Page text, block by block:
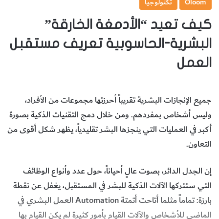
كيف تعيد “الأدمغة الخارقة”
البشرية-الحاسوبية تعريف مستقبل
العمل
جميع الإنجازات البشرية تقريباً أحرزتها مجموعات من الأفراد،
وليس أشخاص بمفردهم. ومن خلال دمج التقنيات الذكية بصورة
أكبر في العمليات التي ينجزها البشر تقليدياً، يظهر شكل أقوى من
التعاون.
إن الجدل الدائر، بصوت عالٍ أحياناً، حول عدد وأنواع الوظائف
التي ستتركها الآلات الذكية للبشر في المستقبل، يغفل عن نقطة
بارزة: تماماً مثلما أتاحت أتمتة Automation العمل البشري في
الماضي للأشخاص والآلات القيام بأمور كثيرة لم يكن القيام بها